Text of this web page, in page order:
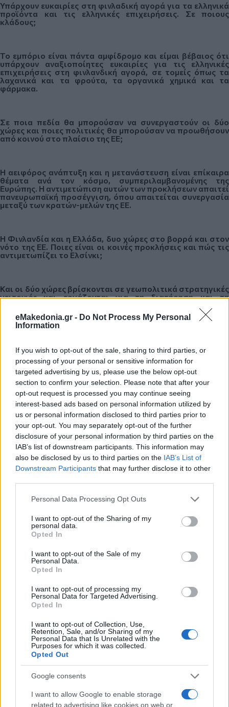
eMakedonia.gr - Do Not Process My Personal
Information
If you wish to opt-out of the sale, sharing to third parties, or
processing of your personal or sensitive information for
targeted advertising by us, please use the below opt-out
section to confirm your selection. Please note that after your
opt-out request is processed you may continue seeing
interest-based ads based on personal information utilized by
us or personal information disclosed to third parties prior to
your opt-out. You may separately opt-out of the further
disclosure of your personal information by third parties on the
IAB’s list of downstream participants. This information may
also be disclosed by us to third parties on the IAB’s List of
Downstream Participants that may further disclose it to other
Please note that this website/app uses one or more Google
not limited to your visit or usage behaviour. You may click to
grant or deny consent to Google and its third-party tags to
use your data for below specified purposes in below Google
consent section.
Personal Data Processing Opt Outs
I want to opt-out of the Sharing of my
personal data.
Opted In
I want to opt-out of the Sale of my
Personal Data.
Opted In
I want to opt-out of processing my
Personal Data for Targeted Advertising.
Opted In
I want to opt-out of Collection, Use,
Retention, Sale, and/or Sharing of my
Personal Data that Is Unrelated with the
Purposes for which it was collected.
Opted Out
Google consents
I want to allow Google to enable storage
related to advertising like cookies on web or
Υπάρχουν ευκαιρίες στη φινλαδική αγορά για τα ελληνικά
προϊόντα και τις ελληνικές επιχειρήσεις. Σε ποιους
κλάδους;
Το εμπόριο είναι πάντα αμφίδρομο και είμαι βέβαιος ότι
υπάρχουν αναξιοποίητες ευκαιρίες για τις ελληνικές
επιχειρήσεις στη φινλανδική αγορά, σε τομείς όπως τα
λαχανικά και τα φρούτα, τα οργανικά χημικά και τα
φάρμακα.
Σε ποια πεδία θα μπορούσαν να συνεργαστούν οι δύο
χώρες και ποιες πολιτικές θα μπορούσαν να προωθήσουν
από κοινού στο πλαίσιο της ΕΕ;
Η αειφόρος ανάπτυξη και η μετανάστευση είναι επίκαιρα
θέματα ανά τον κόσμο, συμπεριλαμβανομένης της
Ευρώπης. Η αντιμετώπιση αυτών των προκλήσεων απαιτεί
πανευρωπαϊκή προσέγγιση, όπου απαιτείται συνεργασία
μεταξύ των κρατών-μελών της ΕΕ.
Η Φινλανδία και η Ελλάδα, δυο χώρες στο βορρά και στον
νότο της ΕΕ. Ποιες είναι οι κοινές προκλήσεις και πώς τις
αντιμετωπίζει το Ελσίνκι;
Και οι δύο χώρες βρίσκονται σε γεωπολιτικά στρατηγικές
γειτονιές και εργάζονται για τη διατήρηση και τη
περιφερειακής συνεργασίας.
Ποιος είναι ο βαθμός συμμετοχής στην ελληνική ζωή των
Φιλανδών πολιτών που ζουν στη χώρα μας;
Περισσότεροι από χίλιοι Φιλανδοί ζουν μόνιμα σε αυτή
την όμορφη χώρα. Αποτελούν κομμάτι της ελληνικής
κοινωνίας και οικονομίας και ζουν μια ελληνική ζωή. Ως
πρέσβης της Φινλανδίας είμαι πολύ χαρούμενος που, ενώ
διάγουν τη ζωή τους στην Ελλάδα, αυτοί οι συμπατριώτες,
γυναίκες και οι άντρες θέλουν να διατηρήσουν ζωντανές
και τις φινλανδικές ρίζες τους. Η ύπαρξη πολλών ενώσεων
Φινλανδών στην Ελλάδα αποτελεί μαρτυρία γι΄ αυτό.
κοινωνικού της συστήματος, καθώς και για την καινοτομία
και την ανταγωνιστικότητα. Ποια διδάγματα μπορεί να
από τα σημαντικότερα θεμέλια της φινλανδικής κοινωνίας.
Η εμπιστοσύνη μεταξύ διάφορων κοινωνικών φορέων και
η ισότητα των ευκαιριών συνεπάγονται ότι η κοινωνία
δυνατό τρόπο τις δεξιότητες και τις ειδικεύσεις όλων.
Αυτό είναι ιδιαίτερα σημαντικό σε μικρές χώρες όπως η
Φινλανδία και η Ελλάδα.
Η Φινλανδία ανακηρύχθηκε ως το πιο ευτυχισμένο κράτος
στον κόσμο. Πού το αποδίδεται αυτό κατά τη γνώμη σας;
Όπως αναφέρθηκε προηγουμένως, στη Φινλανδία όλοι
έχουν ίσες και δίκαιες ευκαιρίες να αποκομίσουν τα
μέγιστα από τη ζωή τους. Η δυνατότητα για τους πολίτες
να εκπληρώσουν τους στόχους τους -και να δώσουν τη